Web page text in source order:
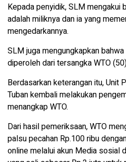
Kepada penyidik, SLM mengakui
adalah miliknya dan ia yang
mengedarkannya.
SLM juga mengungkapkan
diperoleh dari tersangka WTO
Berdasarkan keterangan itu, Unit
Tuban kembali melakukan
menangkap WTO.
Dari hasil pemeriksaan, WTO
palsu pecahan Rp.100 ribu
online melalui akun Media sosial